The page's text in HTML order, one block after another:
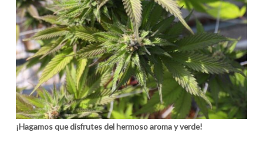
¡Hagamos que disfrutes del hermoso aroma y verde!